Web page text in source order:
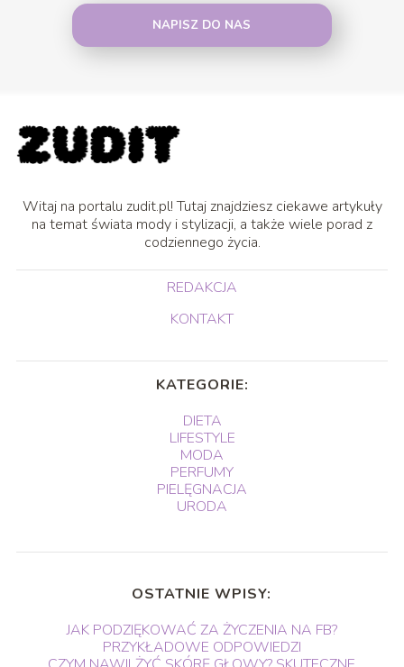
NAPISZ DO NAS
Witaj na portalu zudit.pl! Tutaj znajdziesz ciekawe artykuły
na temat świata mody i stylizacji, a także wiele porad z
codziennego życia.
REDAKCJA
KONTAKT
KATEGORIE:
DIETA
LIFESTYLE
MODA
PERFUMY
PIELĘGNACJA
URODA
OSTATNIE WPISY:
JAK PODZIĘKOWAĆ ZA ŻYCZENIA NA FB?
PRZYKŁADOWE ODPOWIEDZI